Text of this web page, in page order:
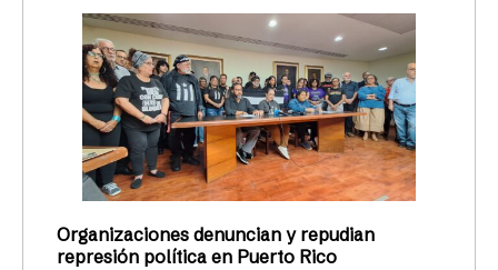
Organizaciones denuncian y repudian
represión política en Puerto Rico